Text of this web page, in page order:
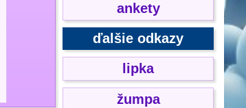
ankety
ďalšie odkazy
lipka
žumpa